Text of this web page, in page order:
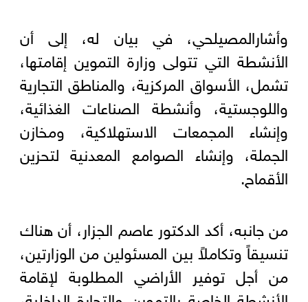
وأشارالمصيلحي، في بيان له، إلى أن
الأنشطة التي تتولى وزارة التموين إقامتها،
تشمل، الأسواق المركزية، والمناطق التجارية
واللوجستية، وأنشطة الصناعات الغذائية،
وإنشاء المجمعات الاستهلاكية، ومخازن
الجملة، وإنشاء الصوامع المعدنية لتحزين
الأقماح.
من جانبه، أكد الدكتور عاصم الجزار، أن هناك
تنسيقاً وتكاملاً بين المسئولين من الوزارتين،
من أجل توفير الأراضي المطلوبة لإقامة